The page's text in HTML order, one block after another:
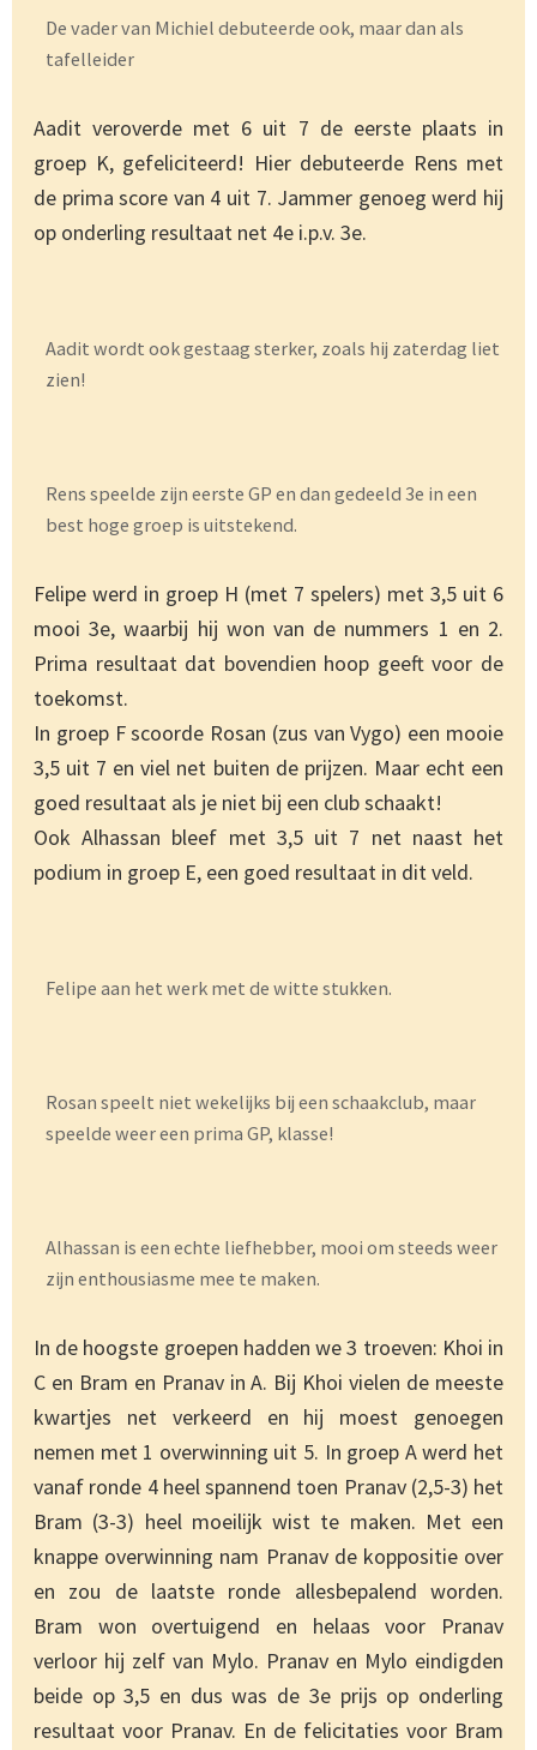
De vader van Michiel debuteerde ook, maar dan als
tafelleider
Aadit veroverde met 6 uit 7 de eerste plaats in
groep K, gefeliciteerd! Hier debuteerde Rens met
de prima score van 4 uit 7. Jammer genoeg werd hij
op onderling resultaat net 4e i.p.v. 3e.
Aadit wordt ook gestaag sterker, zoals hij zaterdag liet
zien!
Rens speelde zijn eerste GP en dan gedeeld 3e in een
best hoge groep is uitstekend.
Felipe werd in groep H (met 7 spelers) met 3,5 uit 6
mooi 3e, waarbij hij won van de nummers 1 en 2.
Prima resultaat dat bovendien hoop geeft voor de
toekomst.
In groep F scoorde Rosan (zus van Vygo) een mooie
3,5 uit 7 en viel net buiten de prijzen. Maar echt een
goed resultaat als je niet bij een club schaakt!
Ook Alhassan bleef met 3,5 uit 7 net naast het
podium in groep E, een goed resultaat in dit veld.
Felipe aan het werk met de witte stukken.
Rosan speelt niet wekelijks bij een schaakclub, maar
speelde weer een prima GP, klasse!
Alhassan is een echte liefhebber, mooi om steeds weer
zijn enthousiasme mee te maken.
In de hoogste groepen hadden we 3 troeven: Khoi in
C en Bram en Pranav in A. Bij Khoi vielen de meeste
kwartjes net verkeerd en hij moest genoegen
nemen met 1 overwinning uit 5. In groep A werd het
vanaf ronde 4 heel spannend toen Pranav (2,5-3) het
Bram (3-3) heel moeilijk wist te maken. Met een
knappe overwinning nam Pranav de koppositie over
en zou de laatste ronde allesbepalend worden.
Bram won overtuigend en helaas voor Pranav
verloor hij zelf van Mylo. Pranav en Mylo eindigden
beide op 3,5 en dus was de 3e prijs op onderling
resultaat voor Pranav. En de felicitaties voor Bram